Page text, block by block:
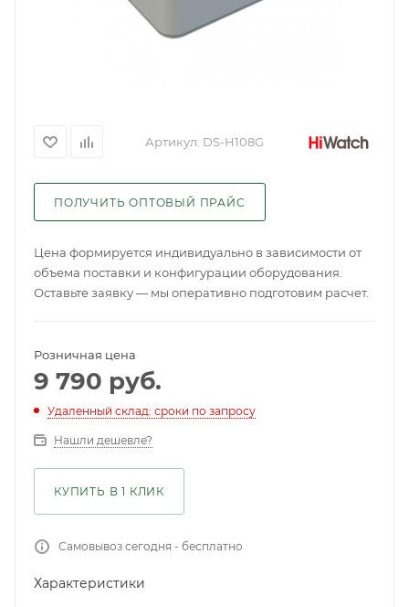
Артикул: DS-H108G
ПОЛУЧИТЬ ОПТОВЫЙ ПРАЙС
Цена формируется индивидуально в зависимости от
объема поставки и конфигурации оборудования.
Оставьте заявку — мы оперативно подготовим расчет.
Розничная цена
9 790 руб.
Удаленный склад: сроки по запросу
Нашли дешевле?
КУПИТЬ В 1 КЛИК
Самовывоз сегодня - бесплатно
Характеристики